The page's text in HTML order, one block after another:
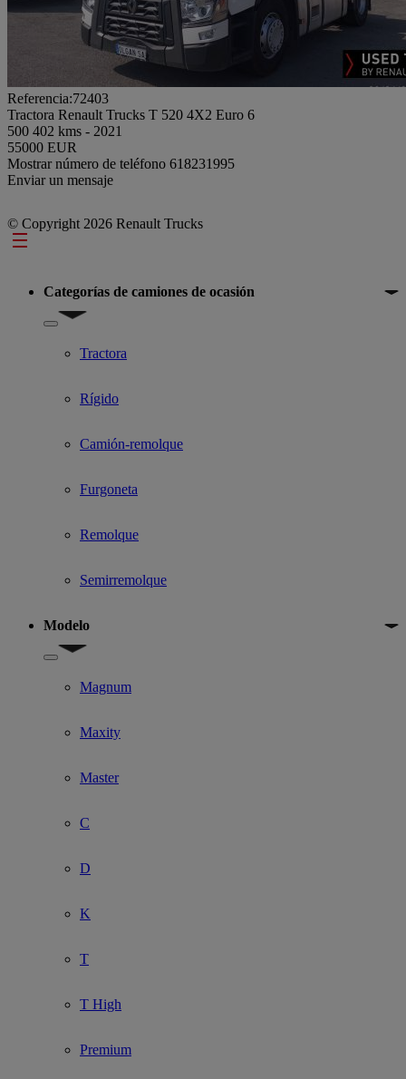
Referencia:72403
Tractora Renault Trucks T 520 4X2 Euro 6
500 402 kms - 2021
55000 EUR
Mostrar número de teléfono 618231995
Enviar un mensaje
© Copyright 2026 Renault Trucks
Footer
Categorías de camiones de ocasión
Show submenu for Categorías de camiones de ocasión
Tractora
Rígido
Camión-remolque
Furgoneta
Remolque
Semirremolque
Modelo
Show submenu for Modelo
Magnum
Maxity
Master
C
D
K
T
T High
Premium